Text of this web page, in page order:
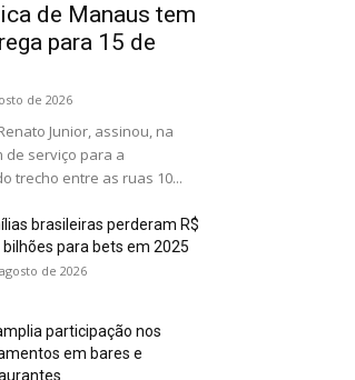
de Manaus tem
para 15 de
de 2026
Junior, assinou, na
de serviço para a
trecho entre as ruas 10...
brasileiras perderam R$
bilhões para bets em 2025
de 2026
participação nos
em bares e